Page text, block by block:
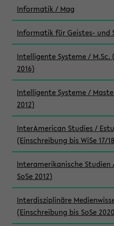
Informatik / Mag
Informatik für Geistes- und
Intelligente Systeme / M.Sc.
2016)
Intelligente Systeme /
2012)
InterAmerican Studies /
(Einschreibung bis WiSe 17/
Interamerikanische Studien
SoSe 2012)
Interdisziplinäre
(Einschreibung bis SoSe